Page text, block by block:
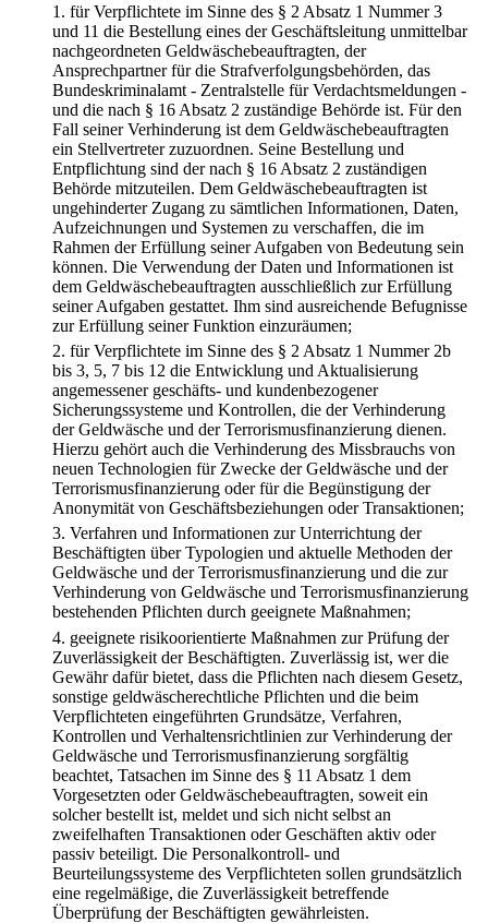
1. für Verpflichtete im Sinne des § 2 Absatz 1 Nummer 3
und 11 die Bestellung eines der Geschäftsleitung unmittelbar
nachgeordneten Geldwäschebeauftragten, der
Ansprechpartner für die Strafverfolgungsbehörden, das
Bundeskriminalamt - Zentralstelle für Verdachtsmeldungen -
und die nach § 16 Absatz 2 zuständige Behörde ist. Für den
Fall seiner Verhinderung ist dem Geldwäschebeauftragten
ein Stellvertreter zuzuordnen. Seine Bestellung und
Entpflichtung sind der nach § 16 Absatz 2 zuständigen
Behörde mitzuteilen. Dem Geldwäschebeauftragten ist
ungehinderter Zugang zu sämtlichen Informationen, Daten,
Aufzeichnungen und Systemen zu verschaffen, die im
Rahmen der Erfüllung seiner Aufgaben von Bedeutung sein
können. Die Verwendung der Daten und Informationen ist
dem Geldwäschebeauftragten ausschließlich zur Erfüllung
seiner Aufgaben gestattet. Ihm sind ausreichende Befugnisse
zur Erfüllung seiner Funktion einzuräumen;
2. für Verpflichtete im Sinne des § 2 Absatz 1 Nummer 2b
bis 3, 5, 7 bis 12 die Entwicklung und Aktualisierung
angemessener geschäfts- und kundenbezogener
Sicherungssysteme und Kontrollen, die der Verhinderung
der Geldwäsche und der Terrorismusfinanzierung dienen.
Hierzu gehört auch die Verhinderung des Missbrauchs von
neuen Technologien für Zwecke der Geldwäsche und der
Terrorismusfinanzierung oder für die Begünstigung der
Anonymität von Geschäftsbeziehungen oder Transaktionen;
3. Verfahren und Informationen zur Unterrichtung der
Beschäftigten über Typologien und aktuelle Methoden der
Geldwäsche und der Terrorismusfinanzierung und die zur
Verhinderung von Geldwäsche und Terrorismusfinanzierung
bestehenden Pflichten durch geeignete Maßnahmen;
4. geeignete risikoorientierte Maßnahmen zur Prüfung der
Zuverlässigkeit der Beschäftigten. Zuverlässig ist, wer die
Gewähr dafür bietet, dass die Pflichten nach diesem Gesetz,
sonstige geldwäscherechtliche Pflichten und die beim
Verpflichteten eingeführten Grundsätze, Verfahren,
Kontrollen und Verhaltensrichtlinien zur Verhinderung der
Geldwäsche und Terrorismusfinanzierung sorgfältig
beachtet, Tatsachen im Sinne des § 11 Absatz 1 dem
Vorgesetzten oder Geldwäschebeauftragten, soweit ein
solcher bestellt ist, meldet und sich nicht selbst an
zweifelhaften Transaktionen oder Geschäften aktiv oder
passiv beteiligt. Die Personalkontroll- und
Beurteilungssysteme des Verpflichteten sollen grundsätzlich
eine regelmäßige, die Zuverlässigkeit betreffende
Überprüfung der Beschäftigten gewährleisten.